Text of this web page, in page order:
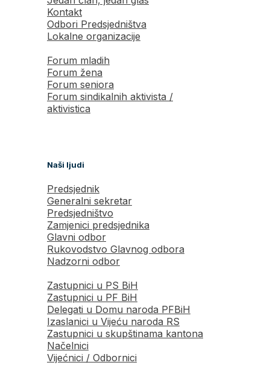
Kontakt
Odbori Predsjedništva
Lokalne organizacije
Forum mladih
Forum žena
Forum seniora
Forum sindikalnih aktivista /
aktivistica
Naši ljudi
Predsjednik
Generalni sekretar
Predsjedništvo
Zamjenici predsjednika
Glavni odbor
Rukovodstvo Glavnog odbora
Nadzorni odbor
Zastupnici u PS BiH
Zastupnici u PF BiH
Delegati u Domu naroda PFBiH
Izaslanici u Vijeću naroda RS
Zastupnici u skupštinama kantona
Načelnici
Vijećnici / Odbornici